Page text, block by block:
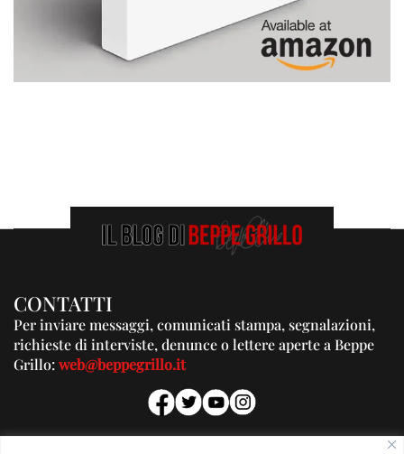
CONTATTI
Per inviare messaggi, comunicati stampa, segnalazioni,
richieste di interviste, denunce o lettere aperte a Beppe
Grillo:web@beppegrillo.it